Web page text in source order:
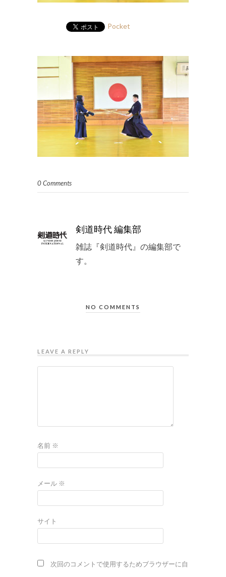
Pocket
0 Comments
剣道時代 編集部
雑誌『剣道時代』の編集部で
す。
NO COMMENTS
LEAVE A REPLY
名前 ※
メール ※
サイト
次回のコメントで使用するためブラウザーに自